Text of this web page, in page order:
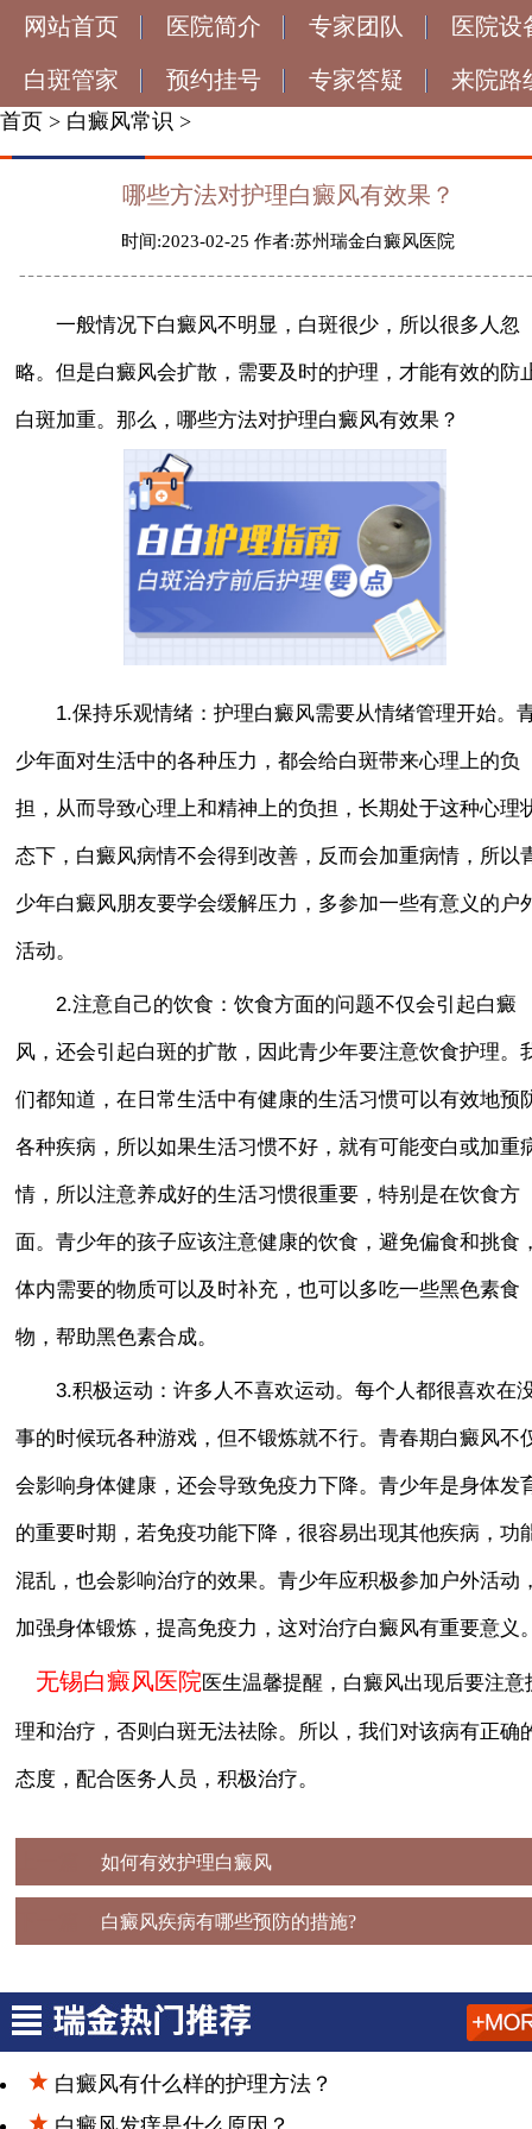
网站首页 医院简介 专家团队 医院设
白斑管家 预约挂号 专家答疑 来院路
首页 > 白癜风常识 >
哪些方法对护理白癜风有效果？
时间:2023-02-25 作者:苏州瑞金白癜风医院
一般情况下白癜风不明显，白斑很少，所以很多人忽
略。但是白癜风会扩散，需要及时的护理，才能有效的防
白斑加重。那么，哪些方法对护理白癜风有效果？
1.保持乐观情绪：护理白癜风需要从情绪管理开始。
少年面对生活中的各种压力，都会给白斑带来心理上的负
担，从而导致心理上和精神上的负担，长期处于这种心理
态下，白癜风病情不会得到改善，反而会加重病情，所以
少年白癜风朋友要学会缓解压力，多参加一些有意义的户
活动。
2.注意自己的饮食：饮食方面的问题不仅会引起白癜
风，还会引起白斑的扩散，因此青少年要注意饮食护理。
们都知道，在日常生活中有健康的生活习惯可以有效地预
各种疾病，所以如果生活习惯不好，就有可能变白或加重
情，所以注意养成好的生活习惯很重要，特别是在饮食方
面。青少年的孩子应该注意健康的饮食，避免偏食和挑食
体内需要的物质可以及时补充，也可以多吃一些黑色素食
物，帮助黑色素合成。
3.积极运动：许多人不喜欢运动。每个人都很喜欢在
事的时候玩各种游戏，但不锻炼就不行。青春期白癜风不
会影响身体健康，还会导致免疫力下降。青少年是身体发
的重要时期，若免疫功能下降，很容易出现其他疾病，功
混乱，也会影响治疗的效果。青少年应积极参加户外活动
加强身体锻炼，提高免疫力，这对治疗白癜风有重要意义
无锡白癜风医院医生温馨提醒，白癜风出现后要注意
理和治疗，否则白斑无法祛除。所以，我们对该病有正确
态度，配合医务人员，积极治疗。
如何有效护理白癜风
白癜风疾病有哪些预防的措施?
白癜风有什么样的护理方法？